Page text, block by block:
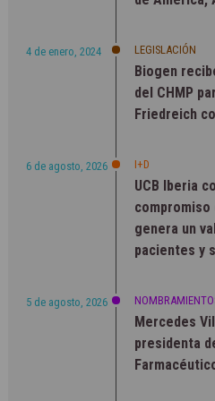
4 de enero, 2024 LEGISLACIÓN
Biogen
del CHMP
Friedreich
6 de agosto, 2026 I+D
UCB Iberia
genera un
pacientes y
5 de agosto, 2026
Mercedes
presidenta